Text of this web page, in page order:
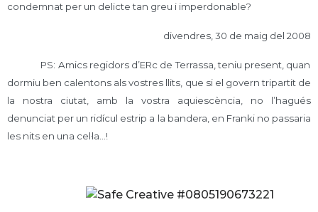
condemnat per un delicte tan greu i imperdonable?
divendres, 30 de maig del 2008
PS: Amics regidors d’ERc de Terrassa, teniu present, quan
dormiu ben calentons als vostres llits, que si el govern tripartit de
la nostra ciutat, amb la vostra aquiescència, no l’hagués
denunciat per un ridícul estrip a la bandera, en Franki no passaria
les nits en una cel·la…!